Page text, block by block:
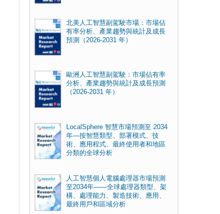
北美人工智慧副駕駛市場：市場佔
有率分析、產業趨勢與統計及成長
預測（2026-2031 年）
歐洲人工智慧副駕駛：市場佔有率
分析、產業趨勢與統計及成長預測
（2026-2031 年）
LocalSphere 智慧市場預測至 2034
年—按智慧類型、部署模式、技
術、應用程式、最終使用者和地區
分類的全球分析
人工智慧個人電腦處理器市場預測
至2034年——全球處理器類型、架
構、處理能力、製造技術、應用、
最終用戶和區域分析